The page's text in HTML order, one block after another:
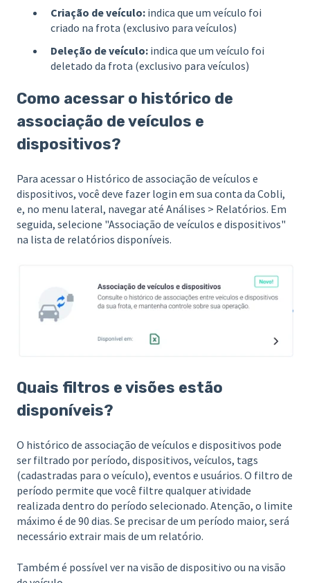
Criação de veículo: indica que um veículo foi
criado na frota (exclusivo para veículos)
Deleção de veículo: indica que um veículo foi
deletado da frota (exclusivo para veículos)
Como acessar o histórico de
associação de veículos e
dispositivos?
Para acessar o Histórico de associação de veículos e
dispositivos, você deve fazer login em sua conta da Cobli,
e, no menu lateral, navegar até Análises > Relatórios. Em
seguida, selecione "Associação de veículos e dispositivos"
na lista de relatórios disponíveis.
Quais filtros e visões estão
disponíveis?
O histórico de associação de veículos e dispositivos pode
ser filtrado por período, dispositivos, veículos, tags
(cadastradas para o veículo), eventos e usuários. O filtro de
período permite que você filtre qualquer atividade
realizada dentro do período selecionado. Atenção, o limite
máximo é de 90 dias. Se precisar de um período maior, será
necessário extrair mais de um relatório.
Também é possível ver na visão de dispositivo ou na visão